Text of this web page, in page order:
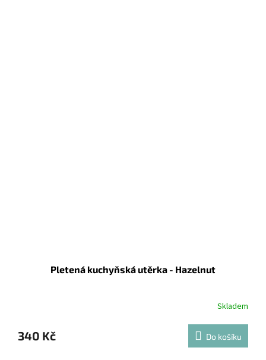
Pletená kuchyňská utěrka - Hazelnut
Skladem
340 Kč Do košíku